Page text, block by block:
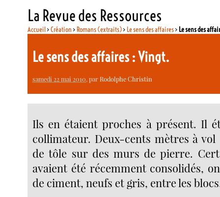
La Revue des Ressources
Accueil>Création > Romans (extraits)> Le sens des affaires> Le sens des
Le sens des affaires : Vingt.
samedi 22 mai 2010, parRodolphe Christin
Ils en étaient proches à présent. Il
collimateur. Deux-cents mètres à vol
de tôle sur des murs de pierre.
avaient été récemment consolidés,
de ciment, neufs et gris, entre les